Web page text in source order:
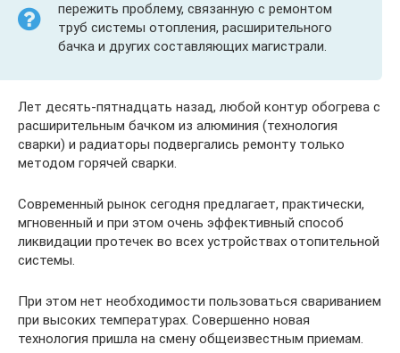
пережить проблему, связанную с ремонтом
труб системы отопления, расширительного
бачка и других составляющих магистрали.
Лет десять-пятнадцать назад, любой контур обогрева с
расширительным бачком из алюминия (технология
сварки) и радиаторы подвергались ремонту только
методом горячей сварки.
Современный рынок сегодня предлагает, практически,
мгновенный и при этом очень эффективный способ
ликвидации протечек во всех устройствах отопительной
системы.
При этом нет необходимости пользоваться свариванием
при высоких температурах. Совершенно новая
технология пришла на смену общеизвестным приемам.